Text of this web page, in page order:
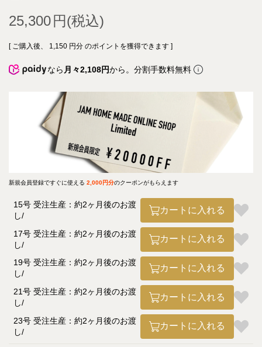
25,300
[ ご購入後、 1,150 円分 のポイントを獲得できます ]
なら 月々2,108円から。分割手数料無料
新規会員登録ですぐに使える 2,000円分のクーポンがもらえます
15号 受注生産：約2ヶ月後のお渡
し
カートに入れる
17号 受注生産：約2ヶ月後のお渡
し
カートに入れる
19号 受注生産：約2ヶ月後のお渡
し
カートに入れる
21号 受注生産：約2ヶ月後のお渡
し
カートに入れる
23号 受注生産：約2ヶ月後のお渡
し
カートに入れる